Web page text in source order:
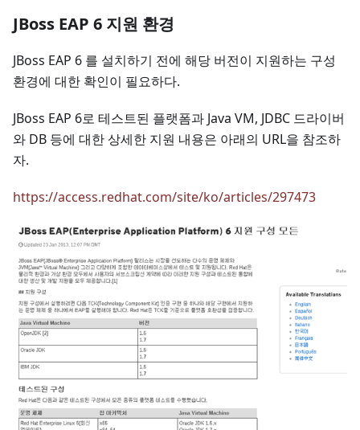
JBoss EAP 6 지원 환경
JBoss EAP 6 를 설치하기 전에 해당 버전이 지원하는 구성
환경에 대한 확인이 필요하다.
JBoss EAP 6로 테스트된 플랫폼과 Java VM, JDBC 드라이버
와 DB 등에 대한 상세한 지원 내용은 아래의 URL을 참조하
자.
https://access.redhat.com/site/ko/articles/297473